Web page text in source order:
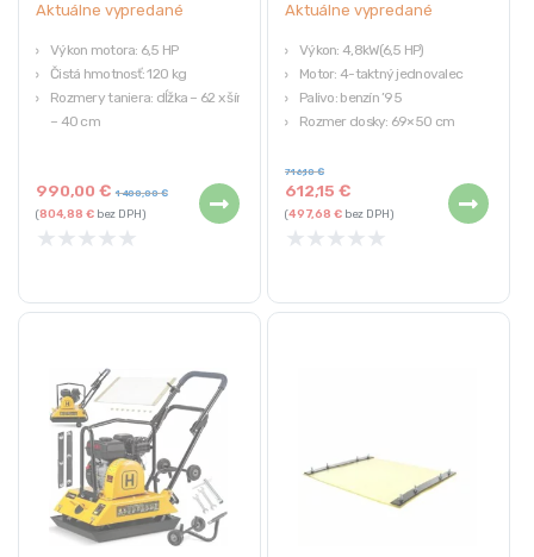
Aktuálne vypredané
Výkon motora: 6,5 HP
Čistá hmotnosť: 120 kg
Rozmery taniera: dĺžka – 62 x šírka
– 40 cm
990,00€ 1 400,00€
(804,88 €bez DPH)
★ ★ ★ ★ ★
Aktuálne vypredané
Výkon: 4,8kW(6,5 HP)
Motor: 4-taktný jednovalec
Palivo: benzín ’95
Rozmer dosky: 69×50 cm
612,15€
716,10€
(497,68 €bez DPH)
★ ★ ★ ★ ★